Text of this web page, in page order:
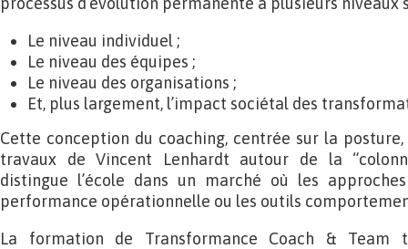
Le niveau individuel ;
Le niveau des équipes ;
Le niveau des organisations ;
Et, plus largement, l’impact sociétal des
Cette conception du coaching, centrée sur la
travaux de Vincent Lenhardt autour de la
distingue l’école dans un marché où les
performance opérationnelle ou les outils
La formation de Transformance Coach & Team